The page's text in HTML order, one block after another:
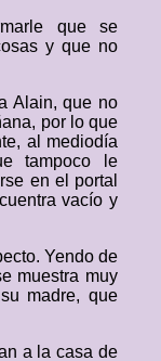
que se
y que no
Alain, que no
por lo que
al mediodía
tampoco le
en el portal
vacío y
Yendo de
muestra muy
madre, que
a la casa de